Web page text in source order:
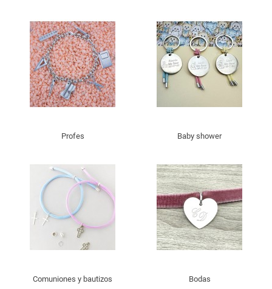
Profes Baby shower
Comuniones y bautizos Bodas